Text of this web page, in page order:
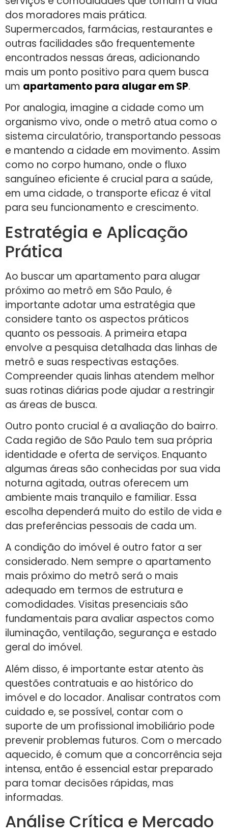
dos moradores mais prática.
Supermercados, farmácias, restaurantes e
outras facilidades são frequentemente
encontrados nessas áreas, adicionando
mais um ponto positivo para quem busca
um apartamento para alugar em SP.
Por analogia, imagine a cidade como um
organismo vivo, onde o metrô atua como o
sistema circulatório, transportando pessoas
e mantendo a cidade em movimento. Assim
como no corpo humano, onde o fluxo
sanguíneo eficiente é crucial para a saúde,
em uma cidade, o transporte eficaz é vital
para seu funcionamento e crescimento.
Estratégia e Aplicação
Prática
Ao buscar um apartamento para alugar
próximo ao metrô em São Paulo, é
importante adotar uma estratégia que
considere tanto os aspectos práticos
quanto os pessoais. A primeira etapa
envolve a pesquisa detalhada das linhas de
metrô e suas respectivas estações.
Compreender quais linhas atendem melhor
suas rotinas diárias pode ajudar a restringir
as áreas de busca.
Outro ponto crucial é a avaliação do bairro.
Cada região de São Paulo tem sua própria
identidade e oferta de serviços. Enquanto
algumas áreas são conhecidas por sua vida
noturna agitada, outras oferecem um
ambiente mais tranquilo e familiar. Essa
escolha dependerá muito do estilo de vida e
das preferências pessoais de cada um.
A condição do imóvel é outro fator a ser
considerado. Nem sempre o apartamento
mais próximo do metrô será o mais
adequado em termos de estrutura e
comodidades. Visitas presenciais são
fundamentais para avaliar aspectos como
iluminação, ventilação, segurança e estado
geral do imóvel.
Além disso, é importante estar atento às
questões contratuais e ao histórico do
imóvel e do locador. Analisar contratos com
cuidado e, se possível, contar com o
suporte de um profissional imobiliário pode
prevenir problemas futuros. Com o mercado
aquecido, é comum que a concorrência seja
intensa, então é essencial estar preparado
para tomar decisões rápidas, mas
informadas.
Análise Crítica e Mercado